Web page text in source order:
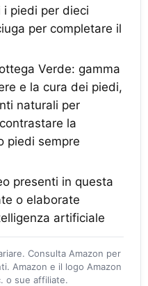
i piedi per dieci
per completare il
Verde: gamma
e la cura dei piedi,
naturali per
la
piedi sempre
presenti in questa
o elaborate
artificiale
Consulta Amazon per
Amazon e il logo Amazon
o sue affiliate.